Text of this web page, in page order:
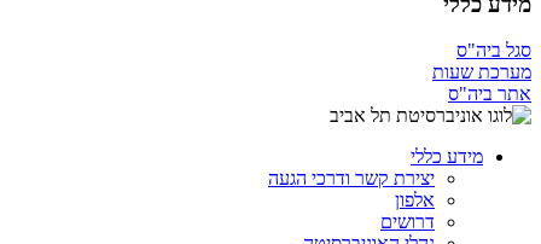
סגל ביה"ס
מערכת שעות
אתר ביה"ס
מידע כללי
יצירת קשר ודרכי הגעה
אלפון
דרושים